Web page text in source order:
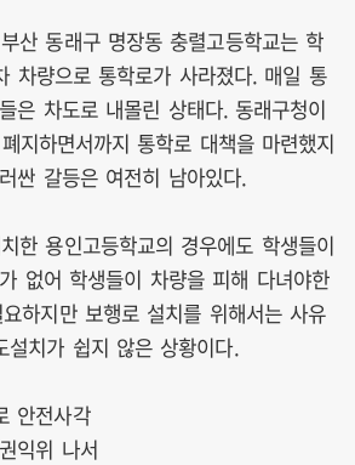
산 동래구 명장동 충렬고등학교는 학
차량으로 통학로가 사라졌다. 매일 통
은 차도로 내몰린 상태다. 동래구청이
지하면서까지 통학로 대책을 마련했지
싼 갈등은 여전히 남아있다.
한 용인고등학교의 경우에도 학생들이
없어 학생들이 차량을 피해 다녀야한
하지만 보행로 설치를 위해서는 사유
설치가 쉽지 않은 상황이다.
안전사각
익위 나서